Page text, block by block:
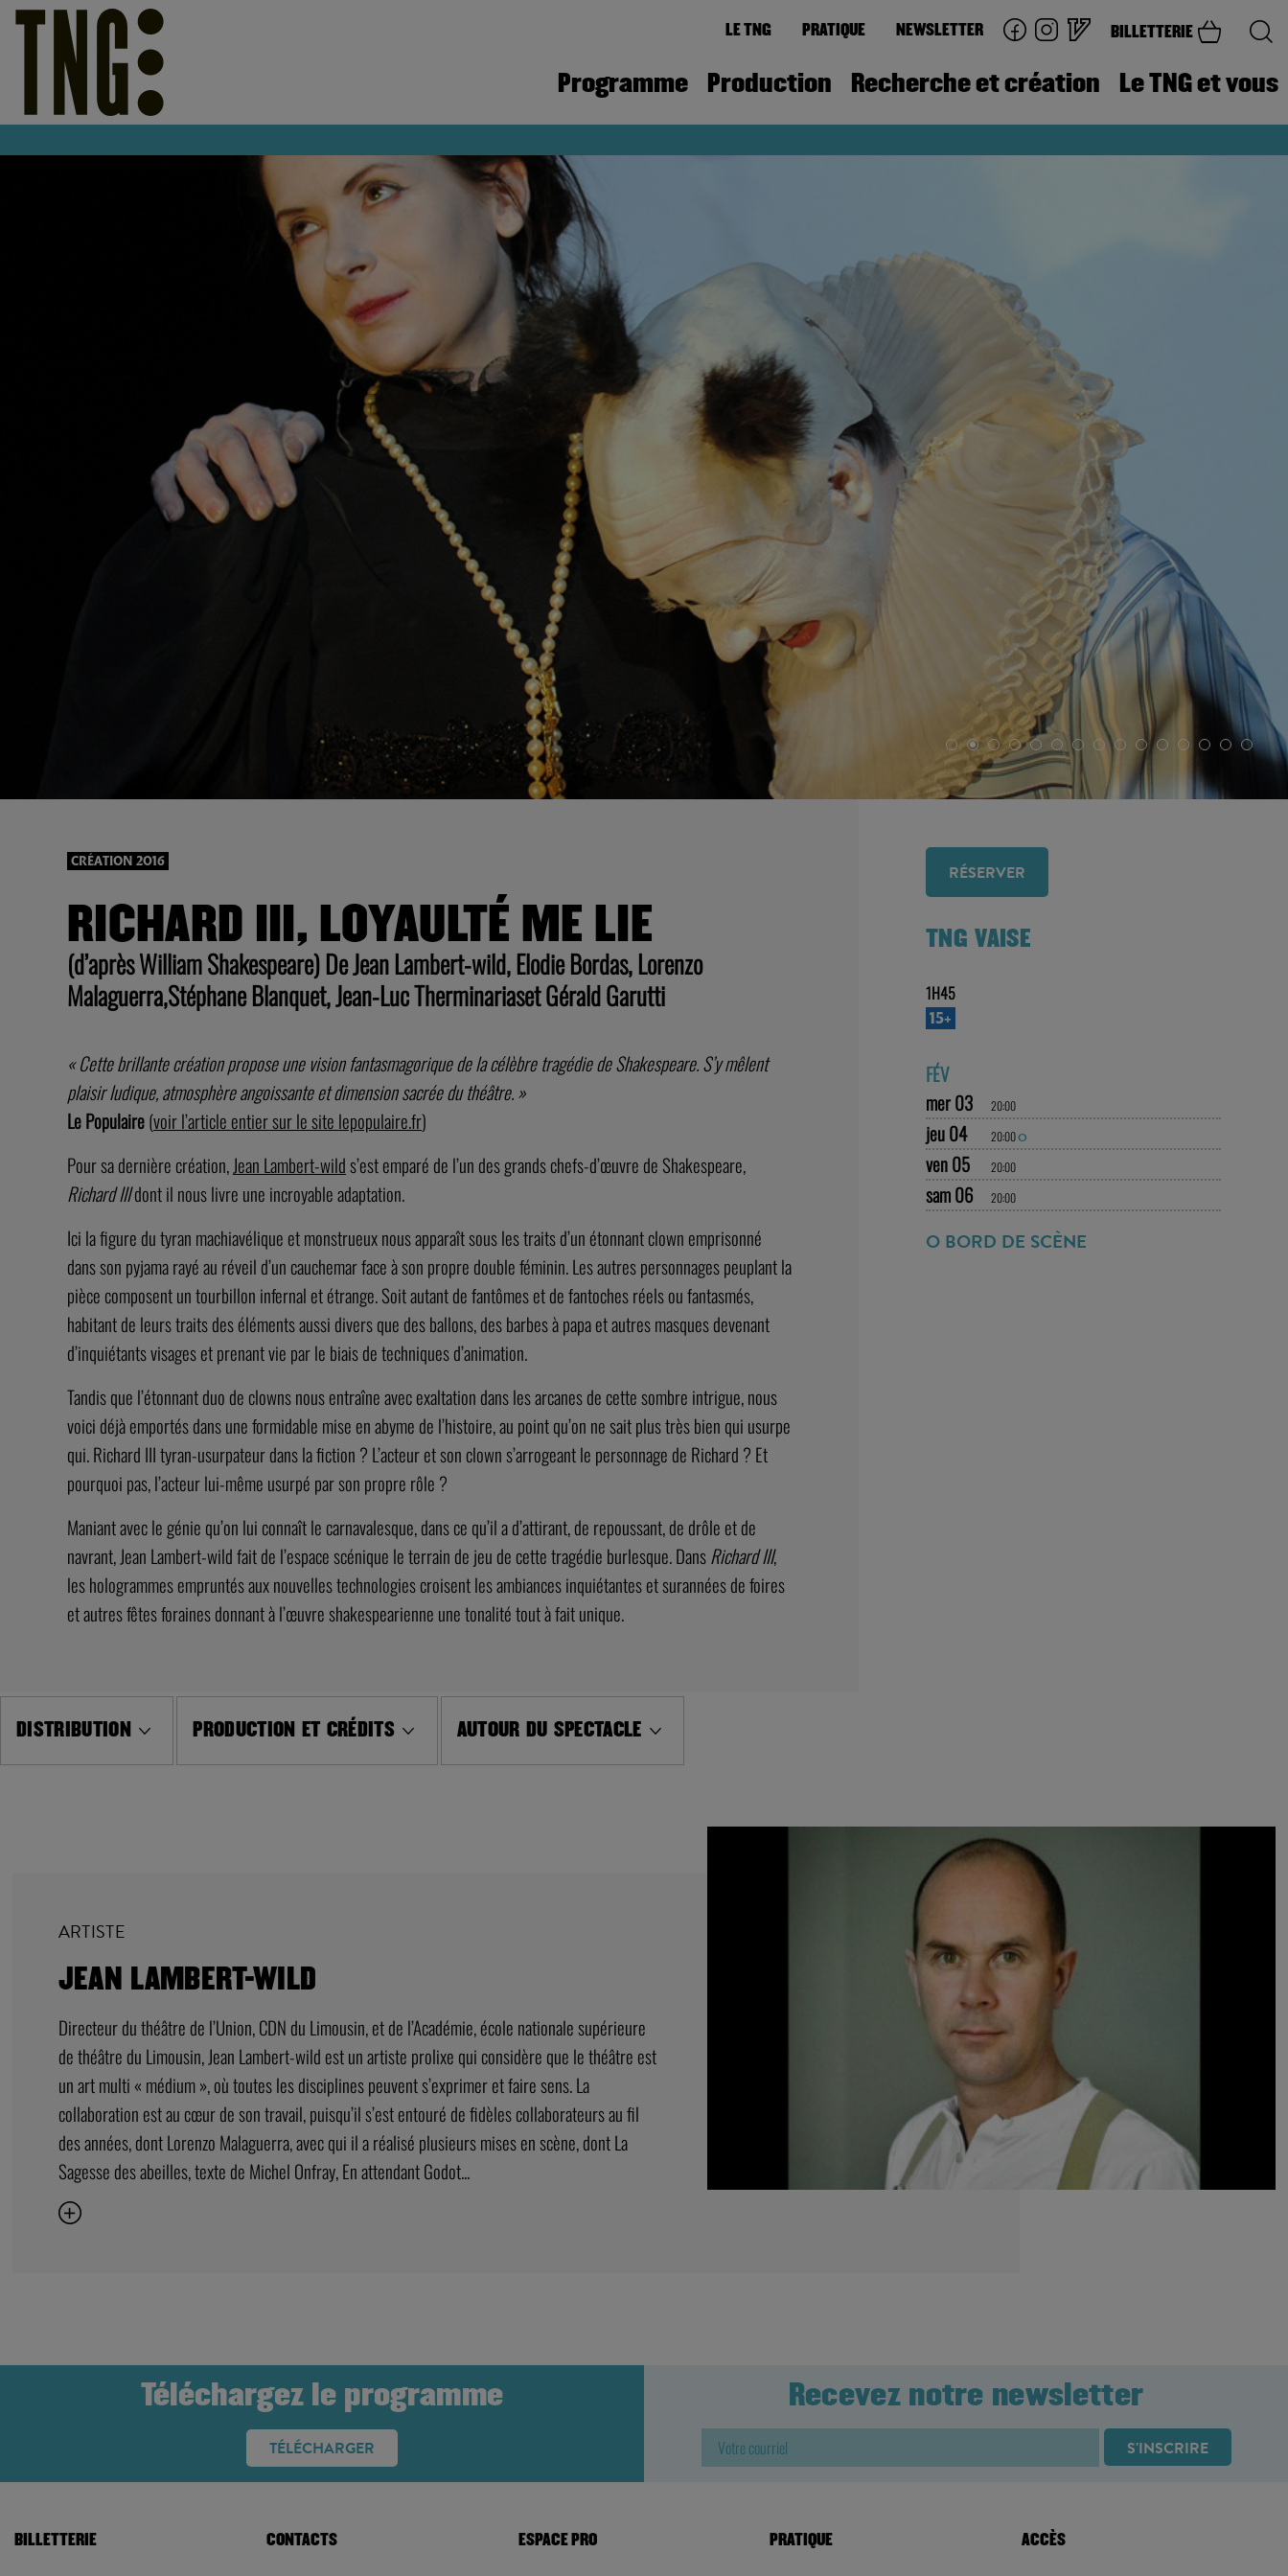
LE TNG PRATIQUE NEWSLETTER BILLETTERIE
Programme Production Recherche et création Le TNG et vous
CRÉATION 2016
RICHARD III, LOYAULTÉ ME LIE
(d’après William Shakespeare) De Jean Lambert-wild, Elodie Bordas, Lorenzo
Malaguerra,Stéphane Blanquet, Jean-Luc Therminariaset Gérald Garutti
« Cette brillante création propose une vision fantasmagorique de la célèbre tragédie de Shakespeare. S’y mêlent
plaisir ludique, atmosphère angoissante et dimension sacrée du théâtre. »
Le Populaire(voir l’article entier sur le site lepopulaire.fr)
Pour sa dernière création,Jean Lambert-wilds’est emparé de l’un des grands chefs-d’œuvre de Shakespeare,
Richard IIIdont il nous livre une incroyable adaptation.
Ici la figure du tyran machiavélique et monstrueux nous apparaît sous les traits d’un étonnant clown emprisonné
dans son pyjama rayé au réveil d’un cauchemar face à son propre double féminin. Les autres personnages peuplant la
pièce composent un tourbillon infernal et étrange. Soit autant de fantômes et de fantoches réels ou fantasmés,
habitant de leurs traits des éléments aussi divers que des ballons, des barbes à papa et autres masques devenant
d’inquiétants visages et prenant vie par le biais de techniques d’animation.
Tandis que l’étonnant duo de clowns nous entraîne avec exaltation dans les arcanes de cette sombre intrigue, nous
voici déjà emportés dans une formidable mise en abyme de l’histoire, au point qu’on ne sait plus très bien qui usurpe
qui. Richard III tyran-usurpateur dans la fiction ? L’acteur et son clown s’arrogeant le personnage de Richard ? Et
pourquoi pas, l’acteur lui-même usurpé par son propre rôle ?
Maniant avec le génie qu’on lui connaît le carnavalesque, dans ce qu’il a d’attirant, de repoussant, de drôle et de
navrant, Jean Lambert-wild fait de l’espace scénique le terrain de jeu de cette tragédie burlesque. DansRichard III,
les hologrammes empruntés aux nouvelles technologies croisent les ambiances inquiétantes et surannées de foires
et autres fêtes foraines donnant à l’œuvre shakespearienne une tonalité tout à fait unique.
DISTRIBUTION PRODUCTION ET CRÉDITS AUTOUR DU SPECTACLE
RÉSERVER
TNG VAISE
1H45
15+
FÉV
mer 03
20:00
jeu 04 20:00O
ven 05 20:00
sam 06 20:00
O BORD DE SCÈNE
ARTISTE
JEAN LAMBERT-WILD
Directeur du théâtre de l’Union, CDN du Limousin, et de l’Académie, école nationale supérieure
de théâtre du Limousin, Jean Lambert-wild est un artiste prolixe qui considère que le théâtre est
un art multi « médium », où toutes les disciplines peuvent s’exprimer et faire sens. La
collaboration est au cœur de son travail, puisqu’il s’est entouré de fidèles collaborateurs au fil
des années, dont Lorenzo Malaguerra, avec qui il a réalisé plusieurs mises en scène, dont La
Sagesse des abeilles, texte de Michel Onfray, En attendant Godot...
Téléchargez le programme
TÉLÉCHARGER
Recevez notre newsletter
BILLETTERIE CONTACTS ESPACE PRO PRATIQUE ACCÈS